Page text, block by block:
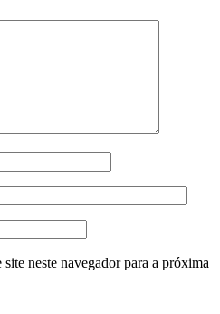
neste navegador para a próxima